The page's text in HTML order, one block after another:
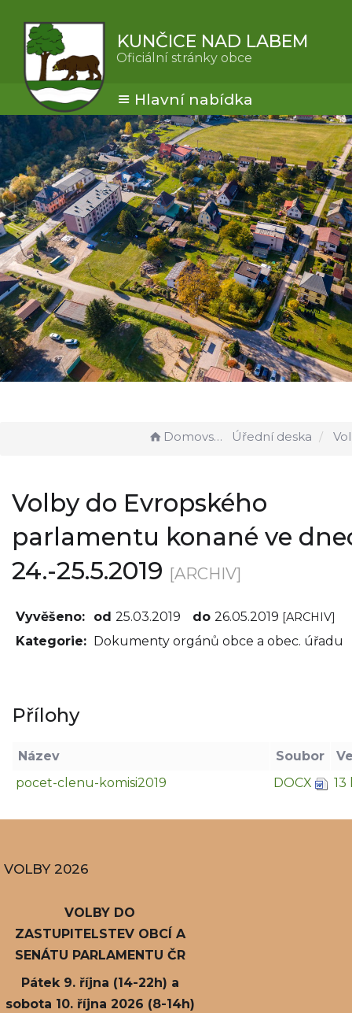
KUNČICE NAD LABEM
Oficiální stránky obce
Hlavní nabídka
Domovská stránka Úřední deska Volby do
Volby do Evropského
parlamentu konané ve
24.-25.5.2019 [ARCHIV]
Vyvěšeno: od 25.03.2019 do 26.05.2019 [ARCHIV]
Kategorie: Dokumenty orgánů obce a obec. úřadu
Přílohy
Název Soubor
pocet-clenu-komisi2019
DOCX 13
VOLBY 2026
VOLBY DO
ZASTUPITELSTEV OBCÍ A
SENÁTU PARLAMENTU ČR
Pátek 9. října (14-22h) a
sobota 10. října 2026 (8-14h)